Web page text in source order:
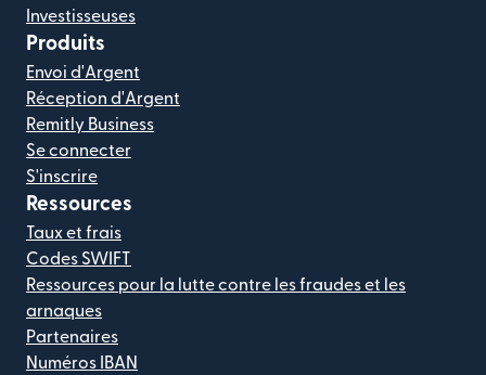
Investisseuses
Produits
Envoi d'Argent
Réception d'Argent
Remitly Business
Se connecter
S'inscrire
Ressources
Taux et frais
Codes SWIFT
Ressources pour la lutte contre les fraudes et les
arnaques
Partenaires
Numéros IBAN